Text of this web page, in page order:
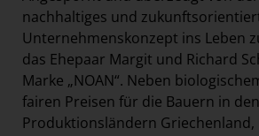
nachhaltiges und
Unternehmenskonzept ins Leben
das Ehepaar Margit und Richard
Marke „NOAN“. Neben
fairen Preisen für die Bauern in den
Produktionsländern Griechenland,